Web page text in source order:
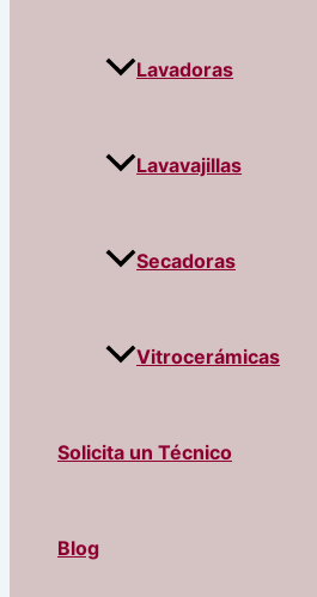
Lavadoras
Lavavajillas
Secadoras
Vitrocerámicas
Solicita un Técnico
Blog